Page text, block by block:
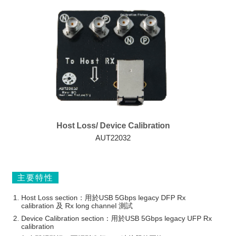
Host Loss/ Device Calibration
AUT22032
主要特性
Host Loss section：用於USB 5Gbps legacy DFP Rx
calibration 及 Rx long channel 測試
Device Calibration section：用於USB 5Gbps legacy UFP Rx
calibration